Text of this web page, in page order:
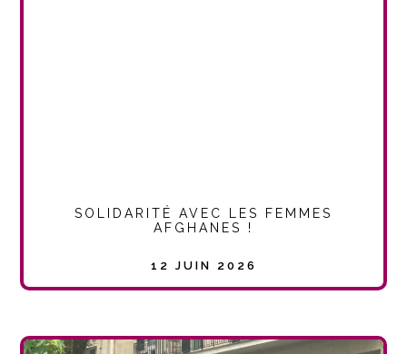
SOLIDARITÉ AVEC LES FEMMES
AFGHANES !
12 JUIN 2026